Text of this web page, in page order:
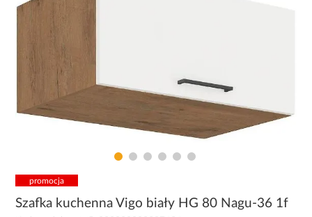
promocja
Szafka kuchenna Vigo biały HG 80 Nagu-36 1f